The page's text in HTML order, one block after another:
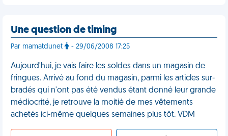
Une question de timing
Par mamatdunet - 29/06/2008 17:25
Aujourd'hui, je vais faire les soldes dans un magasin de
fringues. Arrivé au fond du magasin, parmi les articles sur-
bradés qui n'ont pas été vendus étant donné leur grande
médiocrité, je retrouve la moitié de mes vêtements
achetés ici-même quelques semaines plus tôt. VDM